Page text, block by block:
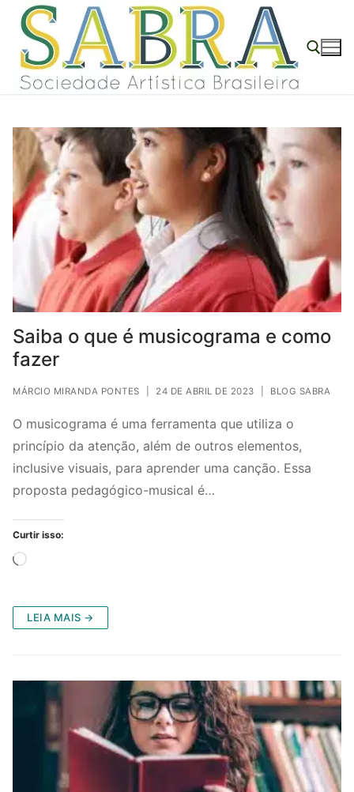
conteúdo
Pular
para
conteúdo
Saiba o que é musicograma e como
fazer
MÁRCIO MIRANDA PONTES 24 DE ABRIL DE 2023 BLOG SABRA
O musicograma é uma ferramenta que utiliza o
princípio da atenção, além de outros elementos,
inclusive visuais, para aprender uma canção. Essa
proposta pedagógico-musical é…
Curtir isso:
Carregando...
LEIA MAIS →